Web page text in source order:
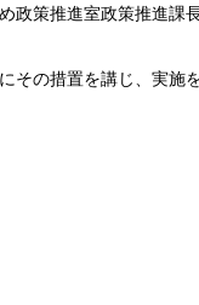
策推進室政策推進課
その措置を講じ、実施